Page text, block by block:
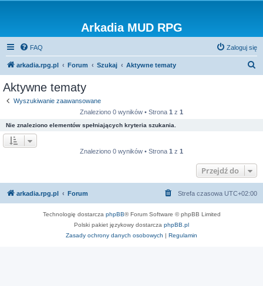
Arkadia MUD RPG
FAQ Zaloguj się
arkadia.rpg.pl Forum Szukaj Aktywne tematy
Aktywne tematy
Wyszukiwanie zaawansowane
Znaleziono 0 wyników • Strona 1 z 1
Nie znaleziono elementów spełniających kryteria szukania.
Znaleziono 0 wyników • Strona 1 z 1
Przejdź do
arkadia.rpg.pl Forum Strefa czasowa UTC+02:00
Technologię dostarcza phpBB® Forum Software © phpBB Limited
Polski pakiet językowy dostarcza phpBB.pl
Zasady ochrony danych osobowych | Regulamin